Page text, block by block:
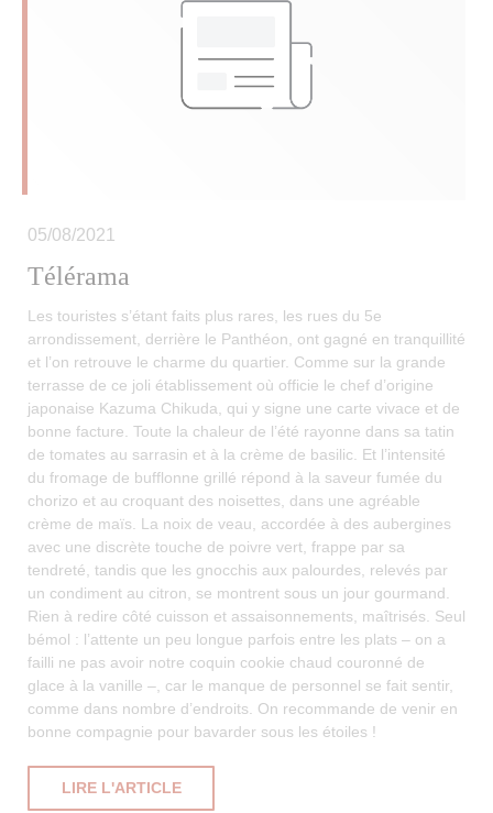
Télérama
05/08/2021
Les touristes s’étant faits plus rares, les rues du 5e
arrondissement, derrière le Panthéon, ont gagné en tranquillité
et l’on retrouve le charme du quartier. Comme sur la grande
terrasse de ce joli établissement où officie le chef d’origine
japonaise Kazuma Chikuda, qui y signe une carte vivace et de
bonne facture. Toute la chaleur de l’été rayonne dans sa tatin
de tomates au sarrasin et à la crème de basilic. Et l’intensité
du fromage de bufflonne grillé répond à la saveur fumée du
chorizo et au croquant des noisettes, dans une agréable
crème de maïs. La noix de veau, accordée à des aubergines
avec une discrète touche de poivre vert, frappe par sa
tendreté, tandis que les gnocchis aux palourdes, relevés par
un condiment au citron, se montrent sous un jour gourmand.
Rien à redire côté cuisson et assaisonnements, maîtrisés. Seul
bémol : l’attente un peu longue parfois entre les plats – on a
failli ne pas avoir notre coquin cookie chaud couronné de
glace à la vanille –, car le manque de personnel se fait sentir,
comme dans nombre d’endroits. On recommande de venir en
bonne compagnie pour bavarder sous les étoiles !
LIRE L'ARTICLE((OUVRE UNE NOUVELLE FENÊTRE))